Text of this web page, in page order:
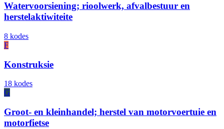
Watervoorsiening; rioolwerk, afvalbestuur en
herstelaktiwiteite
8 kodes
F
Konstruksie
18 kodes
G
Groot- en kleinhandel; herstel van motorvoertuie en
motorfietse